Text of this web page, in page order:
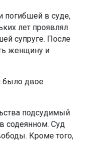
погибшей в суде,
лет проявлял
супруге. После
женщину и
было двое
подсудимый
содеянном. Суд
Кроме того,